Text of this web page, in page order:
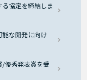
協定を締結しま
な開発に向け
/優秀発表賞を受